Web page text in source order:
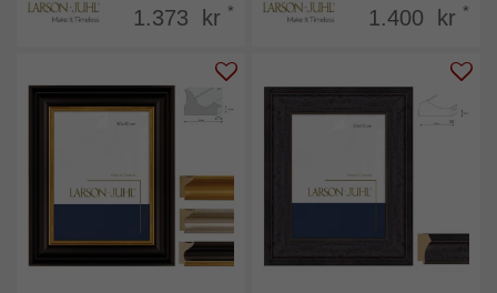
1.373 kr * 1.400 kr *